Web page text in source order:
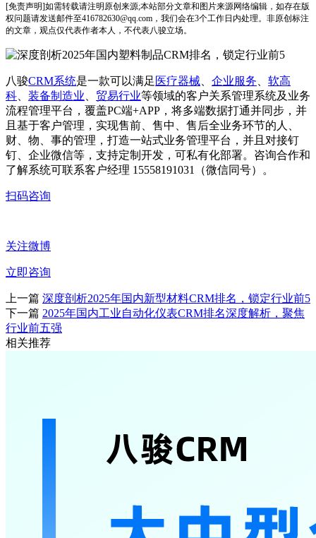
[免责声明]如需转载请注明原创来源;本站部分文章和图片来源网络编辑，如存在版
权问题请发送邮件至416782630@qq.com，我们会在3个工作日内处理。非原创标注
的文章，观点仅代表作者本人，不代表八骏立场。
八骏CRM系统是一款可以满足 医疗器械 企业服务
软高
科
装备制造业 贸易行业等领域的客户关系管理系统及业务
流程管理平台，覆盖PC端+APP，将多端数据打通并同步，并
且基于客户管理，实现售前、售中、售后全业务环节的人、
财、物、事的管理，打造一站式业务管理平台，并且对接钉
钉、企业微信等，支持定制开发，可私有化部署。咨询合作和
了解系统可联系客户经理 15558191031（微信同号）。
扫码咨询
关注微博
立即咨询
上一篇 深度剖析2025年国内新型材料CRM排名，锁定行业前5
下一篇 2025年国内工业自动化仪表CRM排名深度解析，聚焦
行业前五强
相关推荐